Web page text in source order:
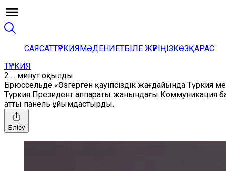
САЯСАТТҮРКИЯМӘДЕНИЕТБІЛЕ ЖҮРІҢІЗКӨЗҚАРАС
ТҮРКИЯ
2 ... минут оқылды
Брюссельде «Өзгерген қауіпсіздік жағдайында Түркия
Түркия Президент аппараты жанындағы Коммуникация
атты панель ұйымдастырды.
Бөлісу